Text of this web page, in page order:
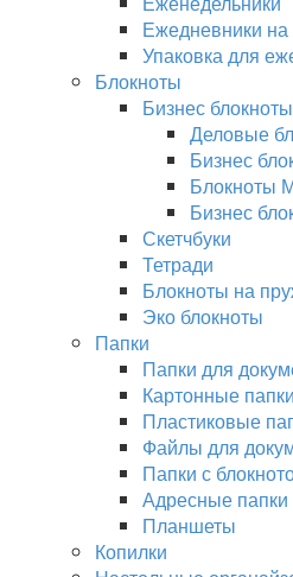
Ежедневники на
Упаковка для
Блокноты
Бизнес блокноты
Деловые
Бизнес
Блокноты
Бизнес
Скетчбуки
Тетради
Блокноты на
Эко блокноты
Папки
Папки для
Картонные папки
Пластиковые
Файлы для
Папки с
Адресные папки
Планшеты
Копилки